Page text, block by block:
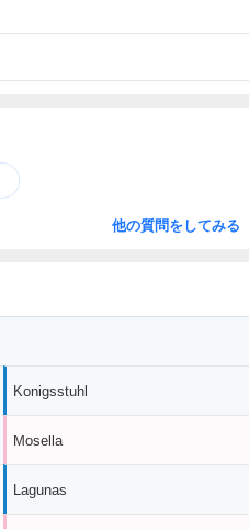
他の質問をしてみる
Konigsstuhl
Mosella
Lagunas